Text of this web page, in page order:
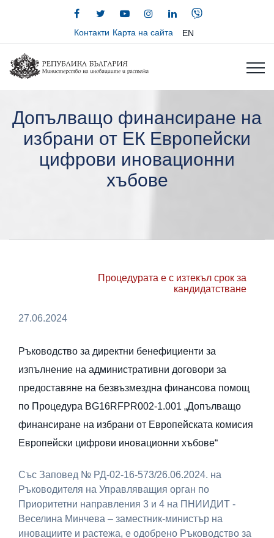
Контакти Карта на сайта EN
Допълващо финансиране на
избрани от ЕК Европейски
цифрови иновационни
хъбове
Процедурата е с изтекъл срок за
кандидатстване
27.06.2024
Ръководство за директни бенефициенти за
изпълнение на административни договори за
предоставяне на безвъзмездна финансова помощ
по Процедура BG16RFPR002-1.001 „Допълващо
финансиране на избрани от Европейската комисия
Европейски цифрови иновационни хъбове“
Със Заповед № РД-02-16-573/26.06.2024. на
Ръководителя на Управляващия орган по
Приоритетни направления 3 и 4 на ПНИИДИТ -
Веселина Минчева – заместник-министър на
иновациите и растежа, е одобрено Ръководство за